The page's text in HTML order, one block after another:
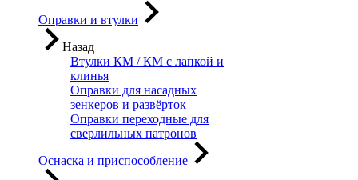
Оправки и втулки
Назад
Втулки КМ / КМ с лапкой и
клинья
Оправки для насадных
зенкеров и развёрток
Оправки переходные для
сверлильных патронов
Оснаска и приспособление